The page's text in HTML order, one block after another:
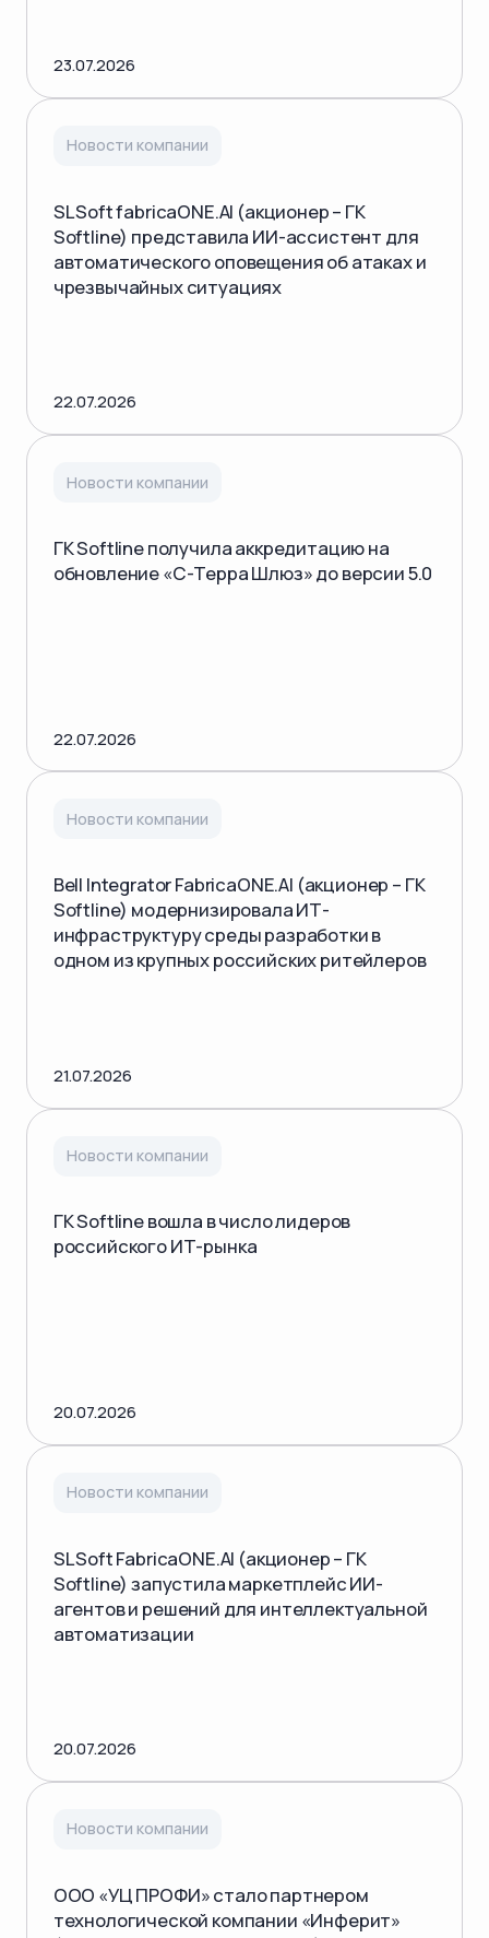
23.07.2026
Новости компании
SL Soft fabricaONE.AI (акционер – ГК
Softline) представила ИИ-ассистент для
автоматического оповещения об атаках и
чрезвычайных ситуациях
22.07.2026
Новости компании
ГК Softline получила аккредитацию на
обновление «С-Терра Шлюз» до версии 5.0
22.07.2026
Новости компании
Bell Integrator FabricaONE.AI (акционер – ГК
Softline) модернизировала ИТ-
инфраструктуру среды разработки в
одном из крупных российских ритейлеров
21.07.2026
Новости компании
ГК Softline вошла в число лидеров
российского ИТ-рынка
20.07.2026
Новости компании
SL Soft FabricaONE.AI (акционер – ГК
Softline) запустила маркетплейс ИИ-
агентов и решений для интеллектуальной
автоматизации
20.07.2026
Новости компании
ООО «УЦ ПРОФИ» стало партнером
технологической компании «Инферит»